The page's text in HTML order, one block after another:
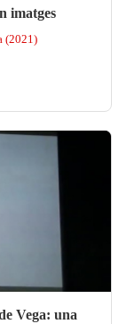
imatges
(2021)
Vega: una